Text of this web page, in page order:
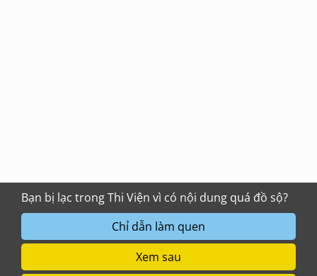
Chỉ dẫn làm quen
Xem sau
Bạn bị lạc trong Thi Viện vì có nội dung quá đồ sộ?